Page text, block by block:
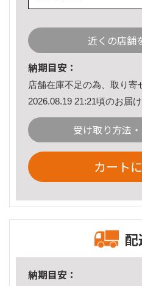
近くの店舗
納期目安：
店舗在庫不足の為、取り寄
2026.08.19 21:21頃のお届け
受け取り方法
カート
納期目安：